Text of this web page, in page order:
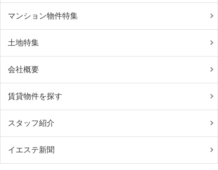
マンション物件特集
土地特集
会社概要
賃貸物件を探す
スタッフ紹介
イエステ新聞